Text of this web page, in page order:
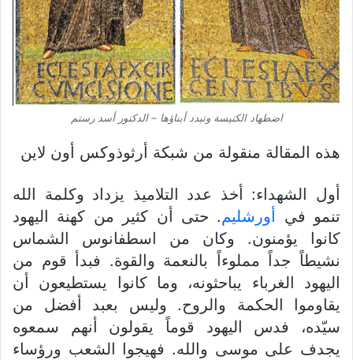
اضطهاد الكنيسة وتبدد أبناؤها – الدكتور أسد رستم
هذه المقالة منقولة من شبكة أرثوذوكس أون لاين
أول الشهداء: أخذ عدد التلاميذ يزداد وكلمة الله
تنمو في أورشليم. حتى أن كثير من كهنة اليهود
كانوا يؤمنون. وكان من اسطفانوس الشماس
نشيطاً جداً مملوءاً بالنعمة والقوة. فبدأ قوم من
اليهود الغرباء يباحثونه، وما كانوا يستطيعون أن
يقاوموا الحكمة والروح. وليس بعبد أفضل من
سيّده، فدس اليهود قوماً يقولون أنهم سمعوه
يجدف على موسى والله. فهيجوا الشعب ورؤساء